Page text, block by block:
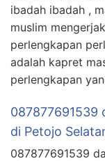
ibadah ibadah ,
muslim
perlengkapan
adalah kapret
perlengkapan
087877691539
di Petojo
087877691539